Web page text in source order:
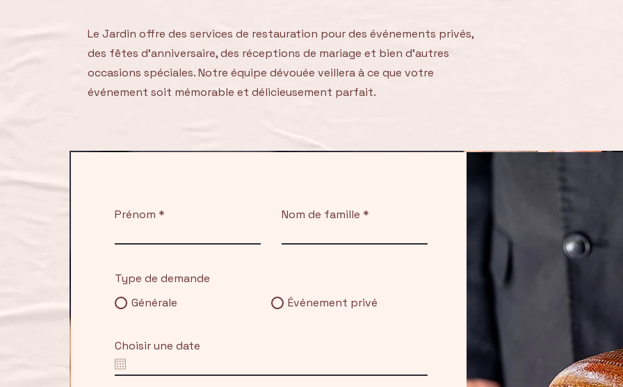
Le Jardin offre des services de restauration pour des événements privés,
des fêtes d'anniversaire, des réceptions de mariage et bien d'autres
occasions spéciales. Notre équipe dévouée veillera à ce que votre
événement soit mémorable et délicieusement parfait.
Prénom Nom de famille
Type de demande
Générale
Événement privé
Choisir une date